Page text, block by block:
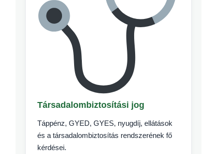
Társadalombiztosítási jog
Táppénz, GYED, GYES, nyugdíj, ellátások
és a társadalombiztosítás rendszerének fő
kérdései.